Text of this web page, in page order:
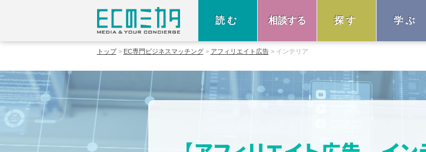
読む 相談する 探す 学ぶ
トップ EC専門ビジネスマッチング アフィリエイト広告 インテリア